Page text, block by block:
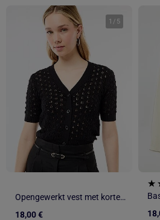
1 / 5
Opengewerkt vest met korte mouwen
18,00 €